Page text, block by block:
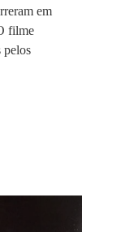
em
filme
pelos